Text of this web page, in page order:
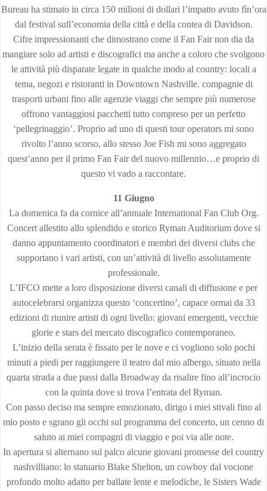
Bureau ha stimato in circa 150 milioni di dollari l’impatto avuto fìn’ora
dal festival sull’economia della città e della contea di Davidson.
Cifre impressionanti che dimostrano come il Fan Fair non dia da
mangiare solo ad artisti e discografici ma anche a coloro che svolgono
le attività più disparate legate in qualche modo al country: locali a
tema, negozi e ristoranti in Downtown Nashville. compagnie di
trasporti urbani fino alle agenzie viaggi che sempre più numerose
offrono vantaggiosi pacchetti tutto compreso per un perfetto
‘pellegrinaggio’. Proprio ad uno di questi tour operators mi sono
rivolto l’anno scorso, allo stesso Joe Fish mi sono aggregato
quest’anno per il primo Fan Fair del nuovo millennio…e proprio di
questo vi vado a raccontare.
11 Giugno
La domenica fa da cornice all’annuale International Fan Club Org.
Concert allestito allo splendido e storico Ryman Auditorium dove si
danno appuntamento coordinatori e membri dei diversi clubs che
supportano i vari artisti, con un’attività di livello assolutamente
professionale.
L’IFCO mette a loro disposizione diversi canali di diffusione e per
autocelebrarsi organizza questo ‘concertino’, capace ormai da 33
edizioni di riunire artisti di ogni livello: giovani emergenti, vecchie
glorie e stars del mercato discografico contemporaneo.
L’inizio della serata è fissato per le nove e ci vogliono solo pochi
minuti a piedi per raggiungere il teatro dal mio albergo, situato nella
quarta strada a due passi dalla Broadway da risalire fino all’incrocio
con la quinta dove si trova l’entrata del Ryman.
Con passo deciso ma sempre emozionato, dirigo i miei stivali fino al
mio posto e sgrano gli occhi sul programma del concerto, un cenno di
saluto ai miei compagni di viaggio e poi via alle note.
In apertura si alternano sul palco alcune giovani promesse del country
nashvilliano: lo statuario Blake Shelton, un cowboy dal vocione
profondo molto adatto per ballate lente e melodiche, le Sisters Wade